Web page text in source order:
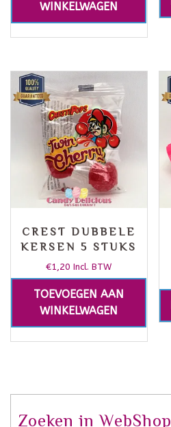
WINKELWAGEN
CREST DUBBELE
KERSEN 5 STUKS
€1,20 Incl. BTW
TOEVOEGEN AAN
WINKELWAGEN
Zoeken in WebShop